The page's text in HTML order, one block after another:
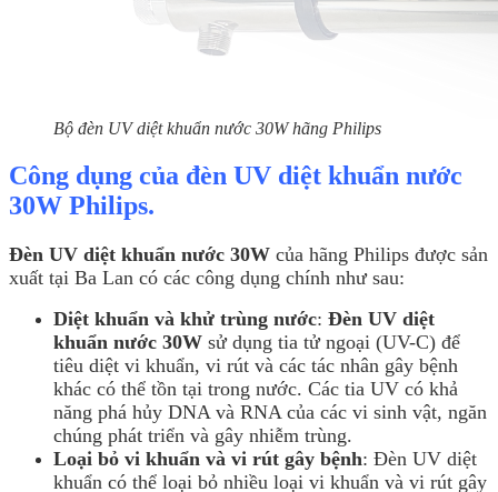
Bộ đèn UV diệt khuẩn nước 30W hãng Philips
Công dụng của đèn UV diệt khuẩn nước
30W Philips.
Đèn UV diệt khuẩn nước 30W của hãng Philips được sản
xuất tại Ba Lan có các công dụng chính như sau:
Diệt khuẩn và khử trùng nước: Đèn UV diệt
khuẩn nước 30W sử dụng tia tử ngoại (UV-C) để
tiêu diệt vi khuẩn, vi rút và các tác nhân gây bệnh
khác có thể tồn tại trong nước. Các tia UV có khả
năng phá hủy DNA và RNA của các vi sinh vật, ngăn
chúng phát triển và gây nhiễm trùng.
Loại bỏ vi khuẩn và vi rút gây bệnh: Đèn UV diệt
khuẩn có thể loại bỏ nhiều loại vi khuẩn và vi rút gây